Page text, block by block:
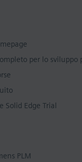
per lo sviluppo
Solid Edge Trial
PLM